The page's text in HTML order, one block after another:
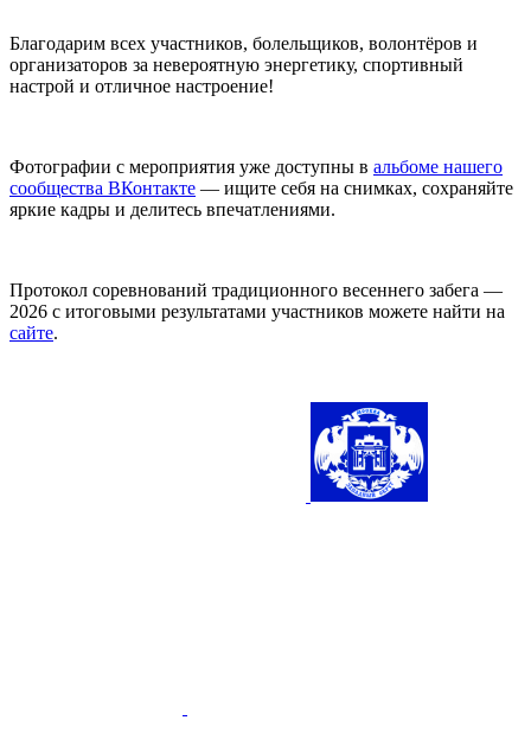
Благодарим всех участников, болельщиков, волонтёров и
организаторов за невероятную энергетику, спортивный
настрой и отличное настроение!
Фотографии с мероприятия уже доступны в альбоме нашего
сообщества ВКонтакте — ищите себя на снимках, сохраняйте
яркие кадры и делитесь впечатлениями.
Протокол соревнований традиционного весеннего забега —
2026 с итоговыми результатами участников можете найти на
сайте.